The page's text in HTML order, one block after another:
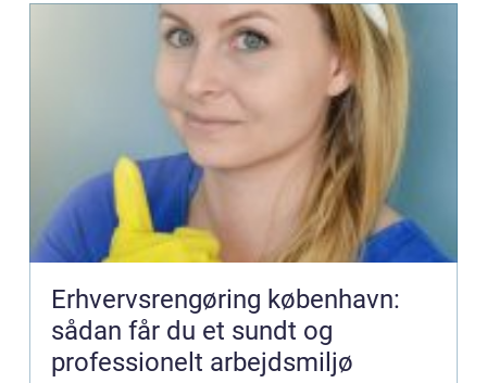
Erhvervsrengøring københavn:
sådan får du et sundt og
professionelt arbejdsmiljø